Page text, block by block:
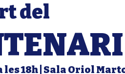
del
les 18h | Sala Oriol